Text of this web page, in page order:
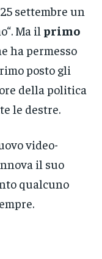
settembre un
“. Ma il primo
ha permesso
posto gli
della politica
le destre.
video-
il suo
qualcuno